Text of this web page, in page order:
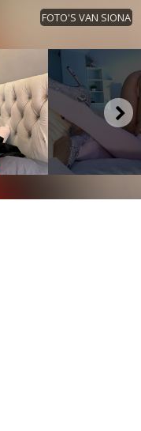
FOTO'S VAN SIONA